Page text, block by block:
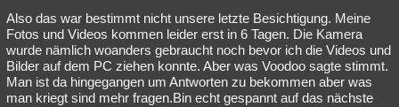
Also das war bestimmt nicht unsere letzte Besichtigung. Meine
Fotos und Videos kommen leider erst in 6 Tagen. Die Kamera
wurde nämlich woanders gebraucht noch bevor ich die Videos und
Bilder auf dem PC ziehen konnte. Aber was Voodoo sagte stimmt.
Man ist da hingegangen um Antworten zu bekommen aber was
man kriegt sind mehr fragen.Bin echt gespannt auf das nächste